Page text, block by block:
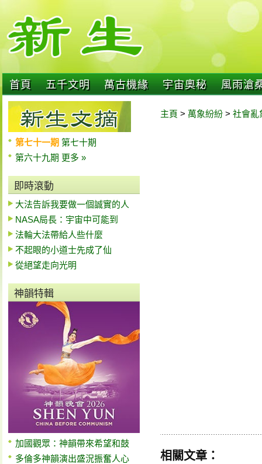
首頁 五千文明 萬古機緣 宇宙奧秘 風雨滄
第七十一期 第七十期
第六十九期 更多 »
即時滾動
大法告訴我要做一個誠實的人
NASA局長：宇宙中可能到
法輪大法帶給人些什麼
不起眼的小道士先成了仙
從絕望走向光明
神韻特輯
加國觀眾：神韻帶來希望和鼓
多倫多神韻演出盛況振奮人心
主頁 > 萬象紛紛 > 社會亂
相關文章：